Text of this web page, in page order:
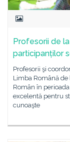
Profesorii de
participanților
Profesorii şi
Limba Română
Român în
excelentă pentru
cunoaşte